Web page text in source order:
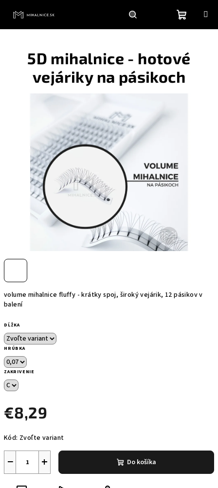
HľadaťPrihlásenie
košík
volume mihalnice fluffy - krátky spoj, široký vejárik, 12 pásikov v
balení
DĹŽKA
HRÚBKA
ZAKRIVENIE
€8,29
cena:
Kód: Zvoľte variant
+
− Do košíka
5D mihalnice - hotové
vejáriky na pásikoch